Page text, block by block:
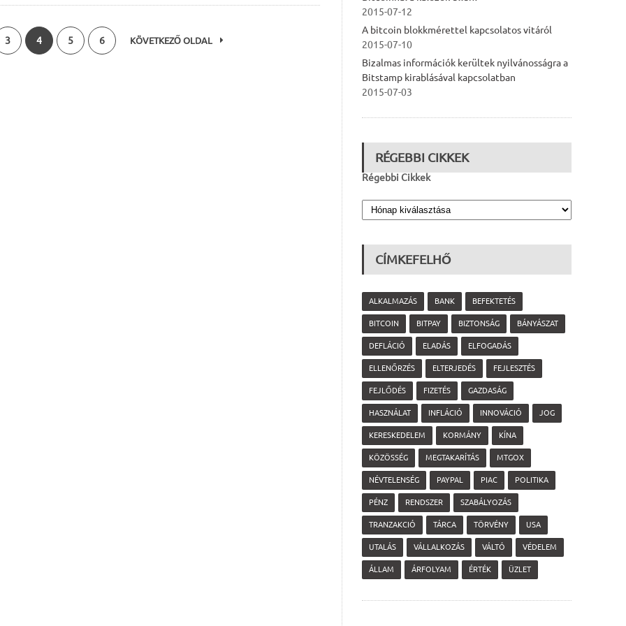
3 4 5 6 KÖVETKEZŐ OLDAL
2015-07-12
A bitcoin blokkmérettel kapcsolatos vitáról
2015-07-10
Bizalmas információk kerültek nyilvánosságra a
Bitstamp kirablásával kapcsolatban
2015-07-03
RÉGEBBI CIKKEK
Régebbi Cikkek
CÍMKEFELHŐ
ALKALMAZÁS BANK BEFEKTETÉS
BITCOIN BITPAY BIZTONSÁG BÁNYÁSZAT
DEFLÁCIÓ ELADÁS ELFOGADÁS
ELLENŐRZÉS ELTERJEDÉS FEJLESZTÉS
FEJLŐDÉS FIZETÉS GAZDASÁG
HASZNÁLAT INFLÁCIÓ INNOVÁCIÓ JOG
KERESKEDELEM KORMÁNY KÍNA
KÖZÖSSÉG MEGTAKARÍTÁS MTGOX
NÉVTELENSÉG PAYPAL PIAC POLITIKA
PÉNZ RENDSZER SZABÁLYOZÁS
TRANZAKCIÓ TÁRCA TÖRVÉNY USA
UTALÁS VÁLLALKOZÁS VÁLTÓ VÉDELEM
ÁLLAM ÁRFOLYAM ÉRTÉK ÜZLET